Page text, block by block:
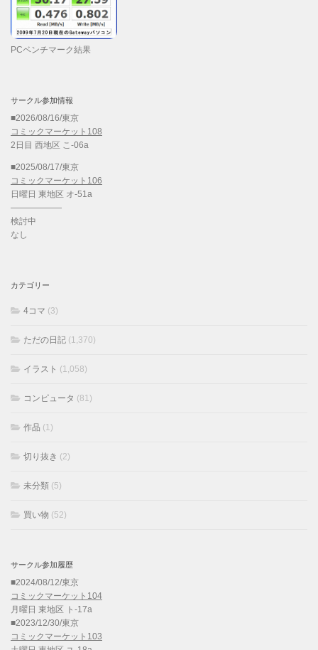
PCベンチマーク結果
サークル参加情報
■2026/08/16/東京
コミックマーケット108
2日目 西地区 こ-06a
■2025/08/17/東京
コミックマーケット106
日曜日 東地区 オ-51a
——————
検討中
なし
カテゴリー
4コマ (3)
ただの日記 (1,370)
イラスト (1,058)
コンピュータ (81)
作品 (1)
切り抜き (2)
未分類 (5)
買い物 (52)
サークル参加履歴
■2024/08/12/東京
コミックマーケット104
月曜日 東地区 ト-17a
■2023/12/30/東京
コミックマーケット103